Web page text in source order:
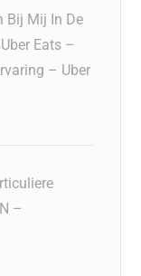
Bij Mij In De
Eats –
– Uber
–